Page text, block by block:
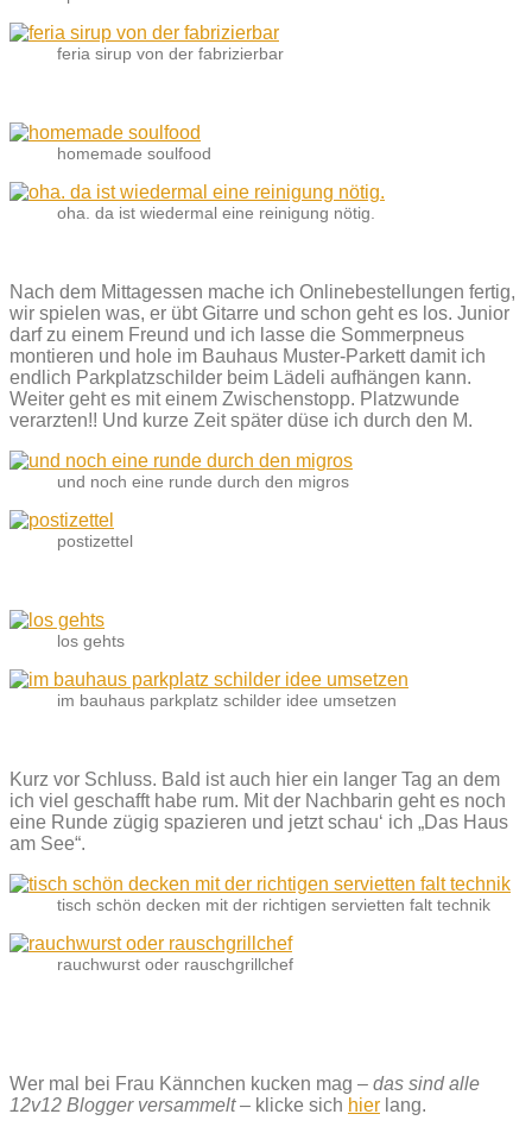
feria sirup von der fabrizierbar
homemade soulfood
oha. da ist wiedermal eine reinigung nötig.
Nach dem Mittagessen mache ich Onlinebestellungen fertig,
wir spielen was, er übt Gitarre und schon geht es los. Junior
darf zu einem Freund und ich lasse die Sommerpneus
montieren und hole im Bauhaus Muster-Parkett damit ich
endlich Parkplatzschilder beim Lädeli aufhängen kann.
Weiter geht es mit einem Zwischenstopp. Platzwunde
verarzten!! Und kurze Zeit später düse ich durch den M.
und noch eine runde durch den migros
postizettel
los gehts
im bauhaus parkplatz schilder idee umsetzen
Kurz vor Schluss. Bald ist auch hier ein langer Tag an dem
ich viel geschafft habe rum. Mit der Nachbarin geht es noch
eine Runde zügig spazieren und jetzt schau‘ ich „Das Haus
am See“.
tisch schön decken mit der richtigen servietten falt technik
rauchwurst oder rauschgrillchef
Wer mal bei Frau Kännchen kucken mag – das sind alle
12v12 Blogger versammelt – klicke sich hier lang.